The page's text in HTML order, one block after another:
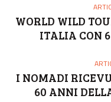
R
WORLD WILD
ITALIA CON
I NOMADI
60 ANNI